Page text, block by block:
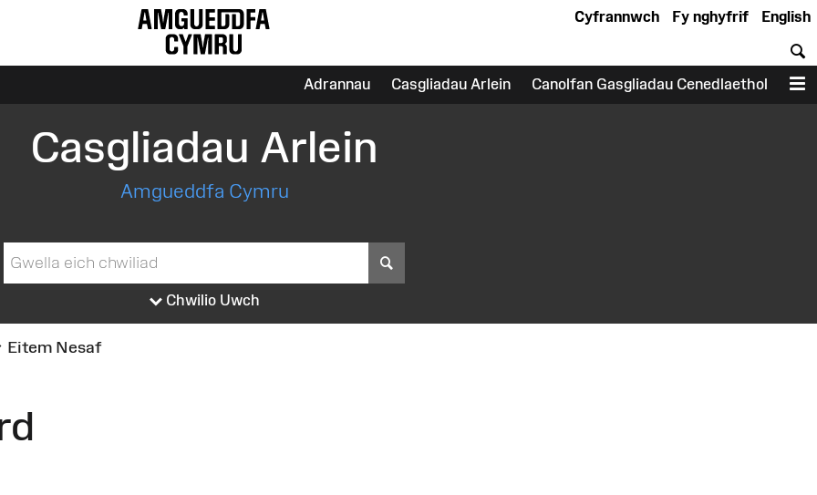
English
Fy nghyfrif
Cyfrannwch
Adrannau Casgliadau Arlein Canolfan Gasgliadau Cenedlaethol
Casgliadau Arlein
Amgueddfa Cymru
Chwilio Uwch
Eitem Nesaf